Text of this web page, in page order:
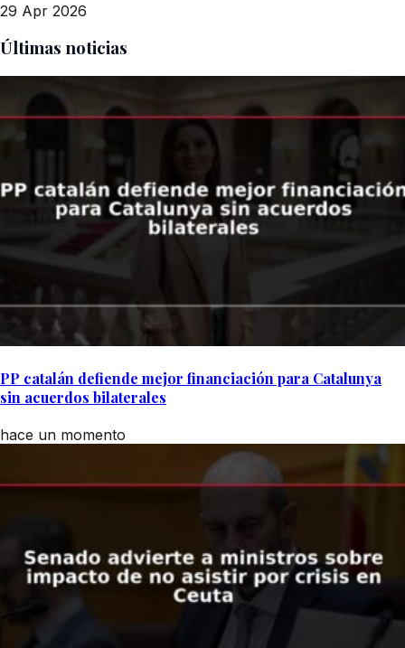
29 Apr 2026
Últimas noticias
PP catalán defiende mejor financiación para Catalunya
sin acuerdos bilaterales
hace un momento